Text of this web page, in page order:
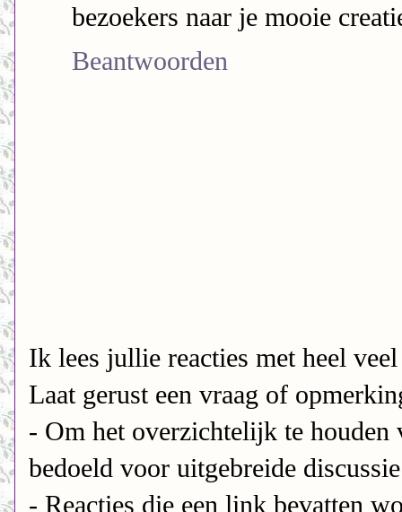
bezoekers naar je mooie
Beantwoorden
Ik lees jullie reacties met heel
Laat gerust een vraag of
- Om het overzichtelijk te houden
bedoeld voor uitgebreide
- Reacties die een link bevatten